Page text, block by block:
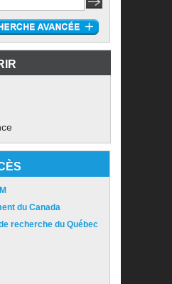
du Canada
recherche du Québec